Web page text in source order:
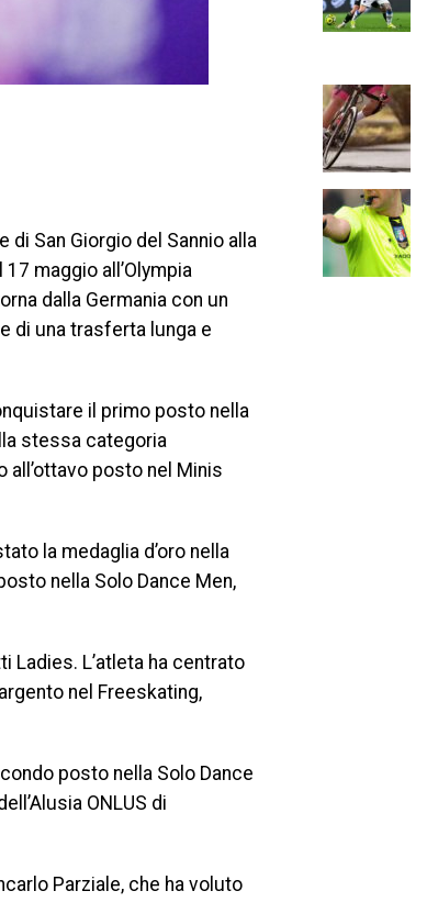
San Giorgio del Sannio alla
maggio all’Olympia
dalla Germania con un
di una trasferta lunga e
il primo posto nella
stessa categoria
all’ottavo posto nel Minis
la medaglia d’oro nella
nella Solo Dance Men,
Ladies. L’atleta ha centrato
nel Freeskating,
posto nella Solo Dance
ONLUS di
Parziale, che ha voluto